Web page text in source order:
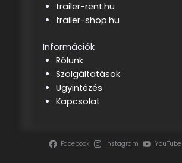
trailer-rent.hu
trailer-shop.hu
Információk
Rólunk
Szolgáltatások
Ügyintézés
Kapcsolat
Facebook Instagram YouTube